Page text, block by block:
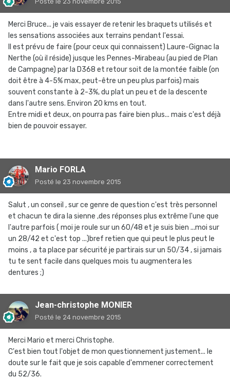
Merci Bruce... je vais essayer de retenir les braquets utilisés et
les sensations associées aux terrains pendant l'essai.
Il est prévu de faire (pour ceux qui connaissent) Laure-Gignac la
Nerthe (où il réside) jusque les Pennes-Mirabeau (au pied de Plan
de Campagne) par la D368 et retour soit de la montée faible (on
doit être à 4-5% max, peut-être un peu plus parfois) mais
souvent constante à 2-3%, du plat un peu et de la descente
dans l'autre sens. Environ 20 kms en tout.
Entre midi et deux, on pourra pas faire bien plus... mais c'est déjà
bien de pouvoir essayer.
Mario FORLA
Posté le 23 novembre 2015
Salut , un conseil , sur ce genre de question c'est très personnel
et chacun te dira la sienne ,des réponses plus extrême l'une que
l'autre parfois ( moi je roule sur un 60/48 et je suis bien ...moi sur
un 28/42 et c'est top ...)bref retien que qui peut le plus peut le
moins , a ta place par sécurité je partirais sur un 50/34 , si jamais
tu te sent facile dans quelques mois tu augmentera les
dentures ;)
Jean-christophe MONIER
Posté le 24 novembre 2015
Merci Mario et merci Christophe.
C'est bien tout l'objet de mon questionnement justement... le
doute sur le fait que je sois capable d'emmener correctement
du 52/36.